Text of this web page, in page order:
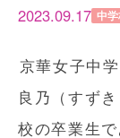
2023.09.17 中
京華女子中
良乃（すず
校の卒業生